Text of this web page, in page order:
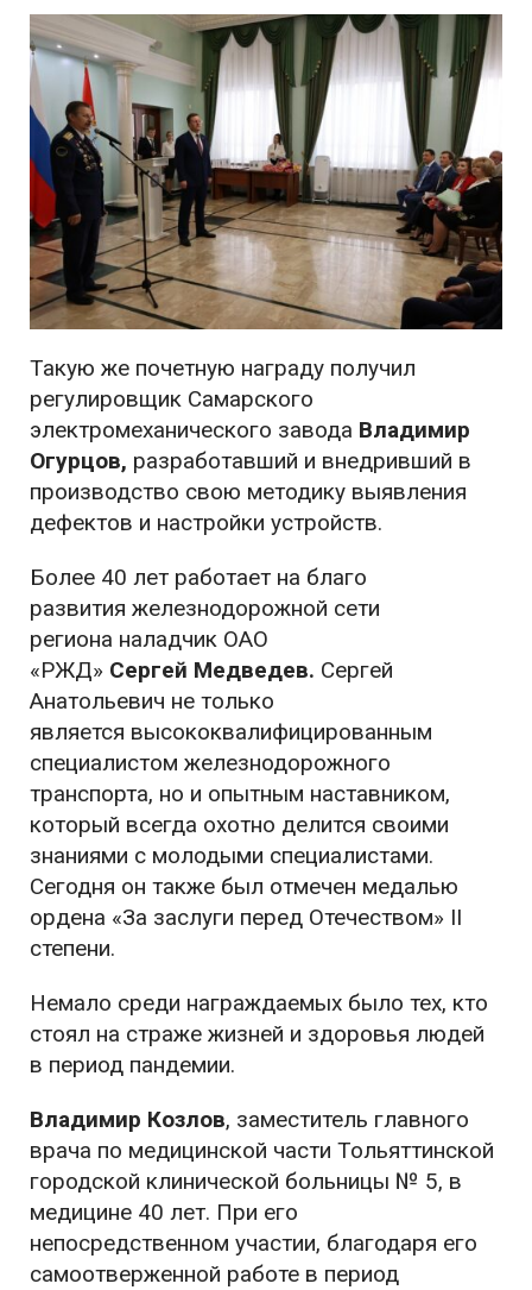
Такую же почетную награду получил
регулировщик Самарского
электромеханического завода Владимир
Огурцов, разработавший и внедривший в
производство свою методику выявления
дефектов и настройки устройств.
Более 40 лет работает на благо
развития железнодорожной сети
региона наладчик ОАО
«РЖД» Сергей Медведев. Сергей
Анатольевич не только
является высококвалифицированным
специалистом железнодорожного
транспорта, но и опытным наставником,
который всегда охотно делится своими
знаниями с молодыми специалистами.
Сегодня он также был отмечен медалью
ордена «За заслуги перед Отечеством» II
степени.
Немало среди награждаемых было тех, кто
стоял на страже жизней и здоровья людей
в период пандемии.
Владимир Козлов, заместитель главного
врача по медицинской части Тольяттинской
городской клинической больницы № 5, в
медицине 40 лет. При его
непосредственном участии, благодаря его
самоотверженной работе в период